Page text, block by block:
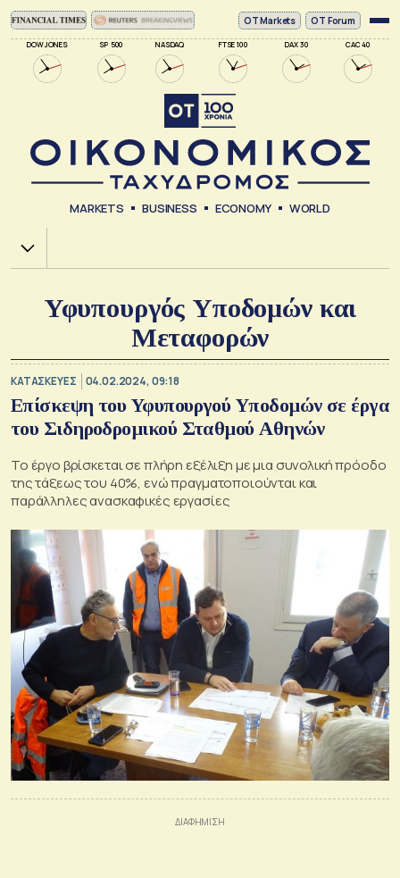
DOW JONES SP 500 NASDAQ FTSE 100 DAX 30 CAC 40
ΟΤ Markets OT Forum
MARKETS BUSINESS ECONOMY WORLD
Χ.Α.
Υφυπουργός Υποδομών και
Μεταφορών
ΚΑΤΑΣΚΕΥΕΣ 04.02.2024, 09:18
Επίσκεψη του Υφυπουργού Υποδομών σε έργα
του Σιδηροδρομικού Σταθμού Αθηνών
Το έργο βρίσκεται σε πλήρη εξέλιξη με μια συνολική πρόοδο
της τάξεως του 40%, ενώ πραγματοποιούνται και
παράλληλες ανασκαφικές εργασίες